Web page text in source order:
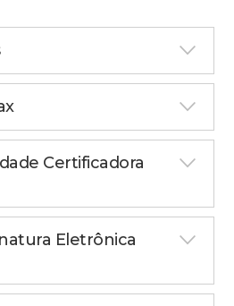
Certificadora
Eletrônica